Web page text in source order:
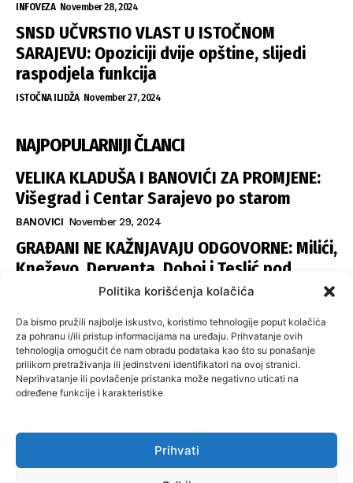
Politika korišćenja kolačića
Da bismo pružili najbolje iskustvo, koristimo tehnologije poput kolačića
za pohranu i/ili pristup informacijama na uređaju. Prihvatanje ovih
tehnologija omogućit će nam obradu podataka kao što su ponašanje
prilikom pretraživanja ili jedinstveni identifikatori na ovoj stranici.
Neprihvatanje ili povlačenje pristanka može negativno uticati na
određene funkcije i karakteristike
Prihvati
INFOVEZA November 28, 2024
SNSD UČVRSTIO VLAST U ISTOČNOM
SARAJEVU: Opoziciji dvije opštine, slijedi
raspodjela funkcija
ISTOČNA ILIDŽA November 27, 2024
NAJPOPULARNIJI ČLANCI
VELIKA KLADUŠA I BANOVIĆI ZA PROMJENE:
Višegrad i Centar Sarajevo po starom
BANOVICI November 29, 2024
GRAĐANI NE KAŽNJAVAJU ODGOVORNE: Milići,
Kneževo, Derventa, Doboj i Teslić pod
šapom istih stranaka
SNSD UČVRSTIO VLAST U ISTOČNOM
SARAJEVU: Opoziciji dvije opštine, slijedi
raspodjela funkcija